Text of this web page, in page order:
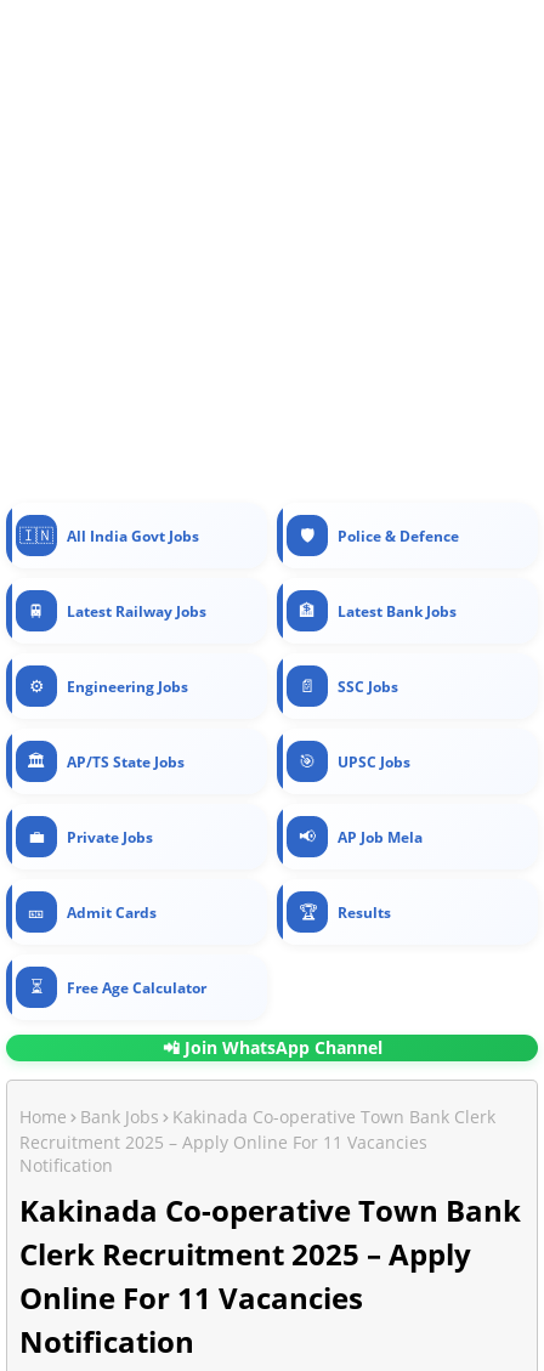
🇮🇳 All India Govt Jobs 🛡️ Police & Defence
🚆 Latest Railway Jobs 🏦 Latest Bank Jobs
⚙️ Engineering Jobs 📄 SSC Jobs
🏛️ AP/TS State Jobs 🎯 UPSC Jobs
💼 Private Jobs 📢 AP Job Mela
🎫 Admit Cards 🏆 Results
⏳ Free Age Calculator
📲 Join WhatsApp Channel
Home Bank Jobs
Kakinada Co-operative Town Bank Clerk
Recruitment 2025 – Apply Online For 11 Vacancies
Notification
Kakinada Co-operative Town Bank
Clerk Recruitment 2025 – Apply
Online For 11 Vacancies
Notification